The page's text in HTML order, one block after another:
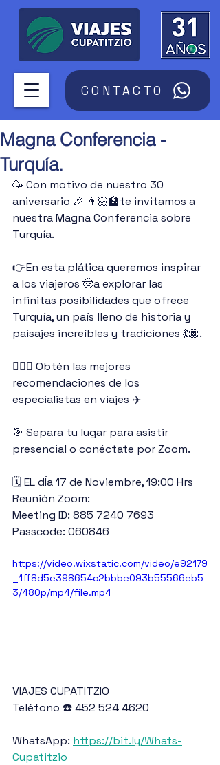
CONTACTO
Magna Conferencia -
Turquía.
🥳 Con motivo de nuestro 30
aniversario 🎉 👨🏻‍🏫te invitamos a
nuestra Magna Conferencia sobre
Turquía.
👉En esta plática queremos inspirar
a los viajeros 🤠a explorar las
infinitas posibilidades que ofrece
Turquía, un país lleno de historia y
paisajes increíbles y tradiciones 💃🏾.
🙋🏻‍♀️ Obtén las mejores
recomendaciones de los
especialistas en viajes ✈️
🎯 Separa tu lugar para asistir
presencial o conéctate por Zoom.
🗓 EL dÍa 17 de Noviembre, 19:00 Hrs
Reunión Zoom:
Meeting ID: 885 7240 7693
Passcode: 060846
https://video.wixstatic.com/video/e92179
_1ff8d5e398654c2bbbe093b55566eb5
3/480p/mp4/file.mp4
VIAJES CUPATITZIO
Teléfono ☎️ 452 524 4620
WhatsApp: https://bit.ly/Whats-
Cupatitzio